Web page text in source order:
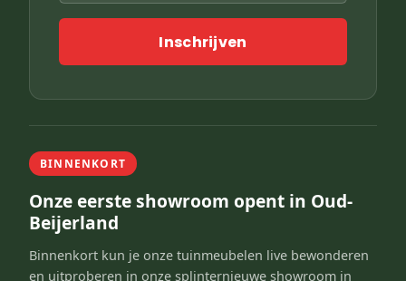
Inschrijven
BINNENKORT
Onze eerste showroom opent in Oud-
Beijerland
Binnenkort kun je onze tuinmeubelen live bewonderen
en uitproberen in onze splinternieuwe showroom in